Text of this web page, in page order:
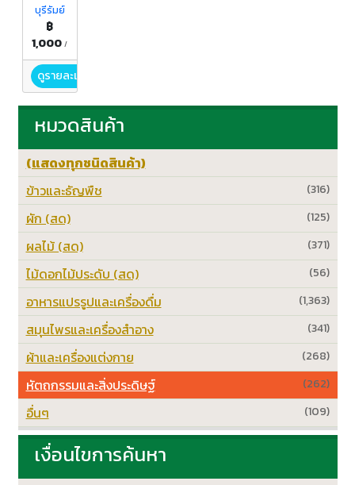
บุรีรัมย์
฿
1,000/
ดูรายละเอียด
หมวดสินค้า
(แสดงทุกชนิดสินค้า)
(316)
ข้าวและธัญพืช
(125)
ผัก (สด)
(371)
ผลไม้ (สด)
(56)
ไม้ดอกไม้ประดับ (สด)
(1,363)
อาหารแปรรูปและเครื่องดื่ม
(341)
สมุนไพรและเครื่องสำอาง
(268)
ผ้าและเครื่องแต่งกาย
(262)
หัตถกรรมและสิ่งประดิษฐ์
(109)
อื่นๆ
เงื่อนไขการค้นหา